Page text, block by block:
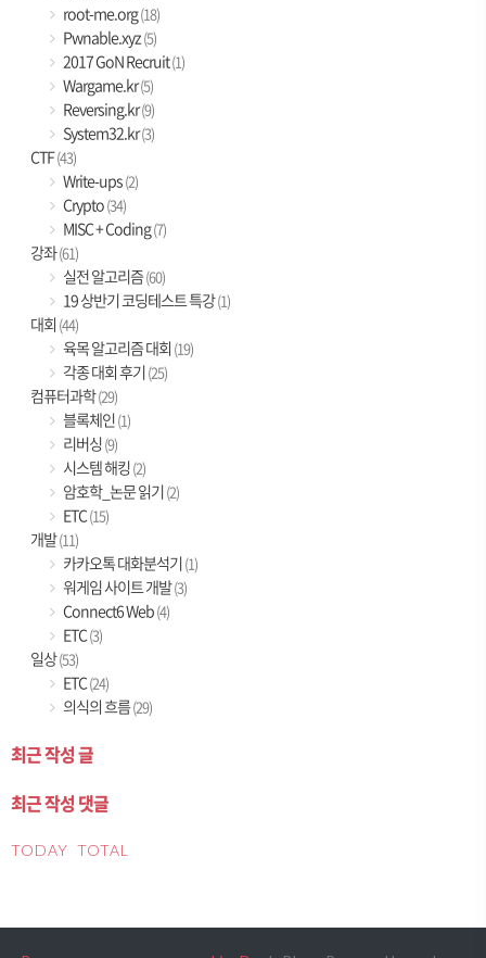
root-me.org(18)
Pwnable.xyz(5)
2017 GoN Recruit(1)
Wargame.kr(5)
Reversing.kr(9)
System32.kr(3)
CTF(43)
Write-ups(2)
Crypto(34)
MISC + Coding(7)
강좌(61)
실전 알고리즘(60)
19 상반기 코딩테스트 특강(1)
대회 (44)
육목 알고리즘 대회 (19)
각종 대회 후기(25)
컴퓨터과학(29)
블록체인(1)
리버싱(9)
시스템 해킹(2)
암호학_논문 읽기(2)
ETC(15)
개발(11)
카카오톡 대화분석기(1)
워게임 사이트 개발(3)
Connect6 Web(4)
ETC(3)
일상(53)
ETC(24)
의식의 흐름(29)
최근 작성 글
최근 작성 댓글
TODAY TOTAL